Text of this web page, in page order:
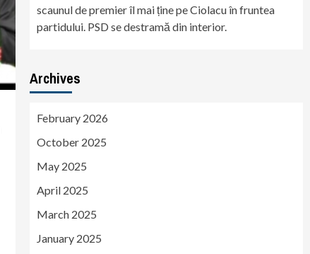
scaunul de premier îl mai ține pe Ciolacu în fruntea
partidului. PSD se destramă din interior.
Archives
February 2026
October 2025
May 2025
April 2025
March 2025
January 2025